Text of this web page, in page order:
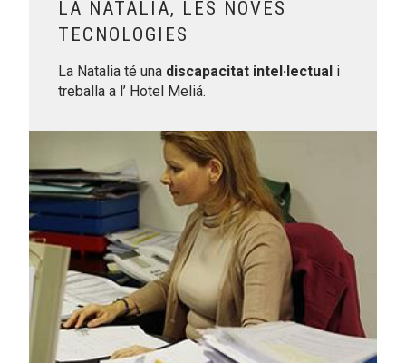
LA NATALIA, LES NOVES
TECNOLOGIES
La Natalia té una discapacitat intel·lectual i
treballa a l’ Hotel Meliá.
Leer más sobre La Marta, cursa de fons per a aconseguir